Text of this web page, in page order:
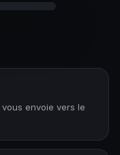
envoie vers le